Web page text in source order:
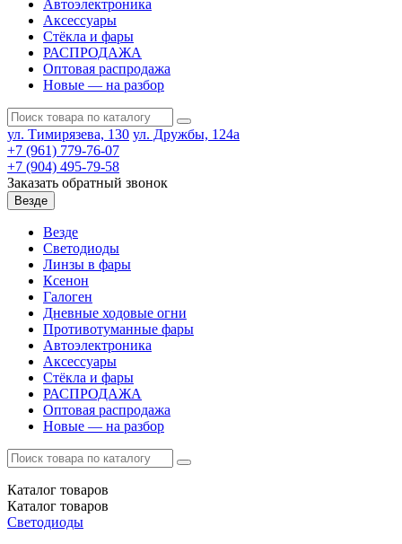
Автоэлектроника
Аксессуары
Стёкла и фары
РАСПРОДАЖА
Оптовая распродажа
Новые — на разбор
ул. Тимирязева, 130 ул. Дружбы, 124а
+7 (961) 779-76-07
+7 (904) 495-79-58
Заказать обратный звонок
Везде
Везде
Светодиоды
Линзы в фары
Ксенон
Галоген
Дневные ходовые огни
Противотуманные фары
Автоэлектроника
Аксессуары
Стёкла и фары
РАСПРОДАЖА
Оптовая распродажа
Новые — на разбор
Каталог товаров
Каталог товаров
Светодиоды